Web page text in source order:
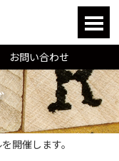
お問い合わせ
HOME
マニフレックスにつ
オーダーメイド
リフォーム
開催します。